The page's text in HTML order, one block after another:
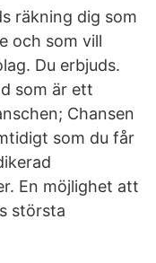
räkning dig som
och som vill
Du erbjuds.
som är ett
Chansen
som du får
En möjlighet att
största